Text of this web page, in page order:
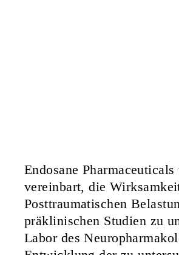
Endosane
vereinbart, die
Posttraumatischen
präklinischen Studien zu
Labor des